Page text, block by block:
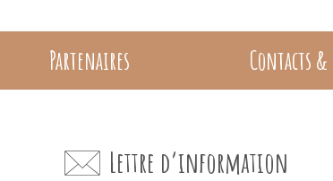
Partenaires Contacts
Lettre d’information